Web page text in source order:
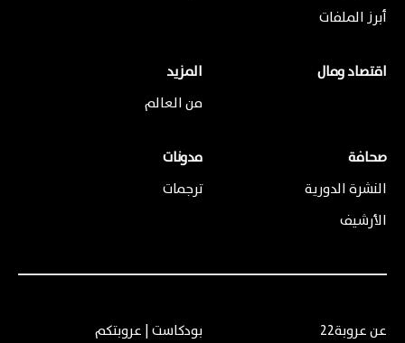
أبرز الملفات
اقتصاد ومال
المزيد
من العالم
صحافة
النشرة الدورية
الأرشيف
مدونات
ترجمات
عن عروبة22
بودكاست | عروبتكم